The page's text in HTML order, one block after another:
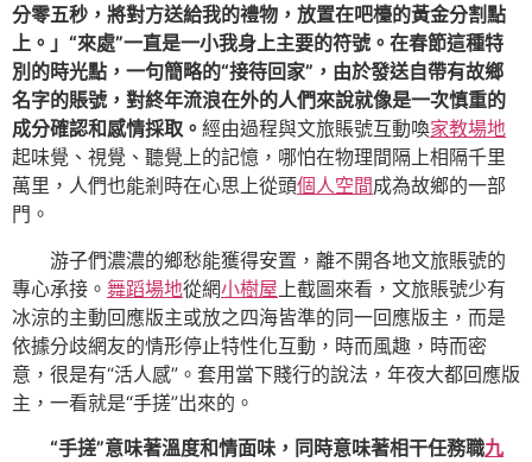
分零五秒，將對方送給我的禮物，放置在吧檯的黃金分割點
上。」“來處”一直是一小我身上主要的符號。在春節這種特
別的時光點，一句簡略的“接待回家”，由於發送自帶有故鄉
名字的賬號，對終年流浪在外的人們來說就像是一次慎重的
成分確認和感情採取。 經由過程與文旅賬號互動喚家教場地
起味覺、視覺、聽覺上的記憶，哪怕在物理間隔上相隔千里
萬里，人們也能剎時在心思上從頭個人空間成為故鄉的一部
門。
游子們濃濃的鄉愁能獲得安置，離不開各地文旅賬號的
專心承接。 舞蹈場地從網小樹屋 上截圖來看，文旅賬號少有
冰涼的主動回應版主或放之四海皆準的同一回應版主，而是
依據分歧網友的情形停止特性化互動，時而風趣，時而密
意，很是有“活人感”。套用當下賤行的說法，年夜大都回應版
主，一看就是“手搓”出來的。
“手搓”意味著溫度和情面味，同時意味著相干任務職九